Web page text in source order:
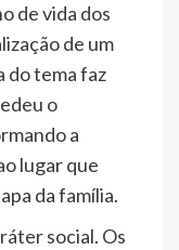
de vida dos
de um
do tema faz
o
a
lugar que
da família.
social. Os